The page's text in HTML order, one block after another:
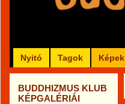
Nyitó Tagok Képek
BUDDHIZMUS KLUB
KÉPGALÉRIÁI